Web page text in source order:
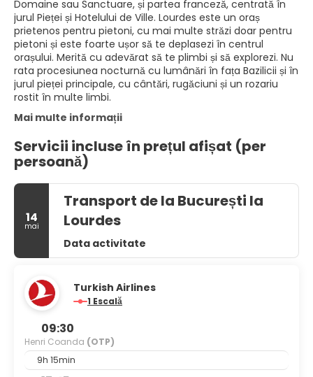
Domaine sau Sanctuare, și partea franceză, centrată în
jurul Pieței și Hotelului de Ville. Lourdes este un oraș
prietenos pentru pietoni, cu mai multe străzi doar pentru
pietoni și este foarte ușor să te deplasezi în centrul
orașului. Merită cu adevărat să te plimbi și să explorezi. Nu
rata procesiunea nocturnă cu lumânări în fața Bazilicii și în
jurul pieței principale, cu cântări, rugăciuni și un rozariu
rostit în multe limbi.
Mai multe informații
Servicii incluse în prețul afișat (per
persoană)
14
mai
Transport de la București la
Lourdes
Data activitate
Turkish Airlines
1 Escală
09:30
Henri Coanda (OTP)
9h 15min